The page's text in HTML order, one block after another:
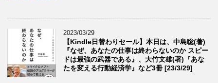
2023/03/29
【Kindle日替わりセール】本日は、中島聡(著)
『なぜ、あなたの仕事は終わらないのか スピー
ドは最強の武器である』、大竹文雄(著)『あな
たを変える行動経済学』など3冊 [23/3/29]